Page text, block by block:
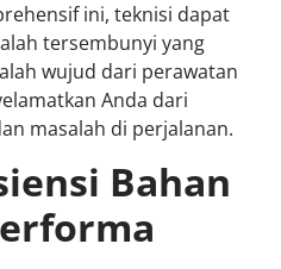
ini, teknisi dapat
tersembunyi yang
wujud dari perawatan
Anda dari
masalah di perjalanan.
Bahan